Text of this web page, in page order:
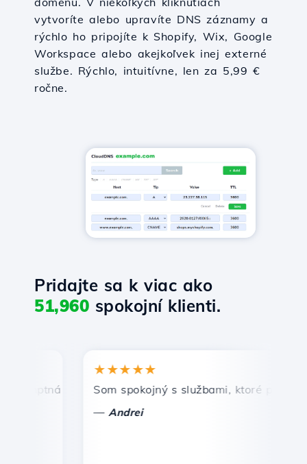
vytvoríte alebo upravíte DNS záznamy a
rýchlo ho pripojíte k Shopify, Wix, Google
Workspace alebo akejkoľvek inej externé
službe. Rýchlo, intuitívne, len za 5,99 €
ročne.
Pridajte sa k viac ako
51,960 spokojní klienti.
a efektívna technická podpora.
★★★★★
Som spokojný s službami, ktoré ponúka
Andrei